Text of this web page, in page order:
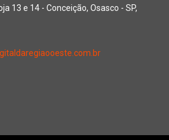
13 e 14 - Conceição, Osasco - SP,